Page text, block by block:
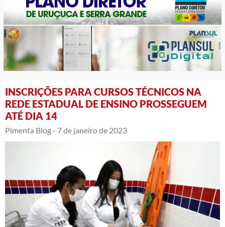
INSCRIÇÕES PARA CURSOS TÉCNICOS NA
REDE ESTADUAL DE ENSINO PROSSEGUEM
ATÉ DIA 14
Pimenta Blog - 7 de janeiro de 2023